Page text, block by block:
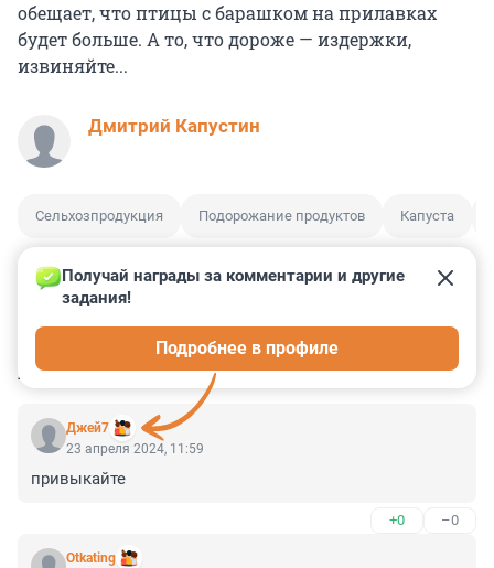
обещает, что птицы с барашком на прилавках
будет больше. А то, что дороже — издержки,
извиняйте...
Дмитрий Капустин
Сельхозпродукция Подорожание продуктов Капуста
КОММЕНТАРИИ 35
Джей7
Получай награды за комментарии и другие
задания!
Подробнее в профиле
23 апреля 2024, 11:59
привыкайте
+0 –0
Otkating